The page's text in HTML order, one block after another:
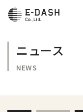
ニュース
NEWS